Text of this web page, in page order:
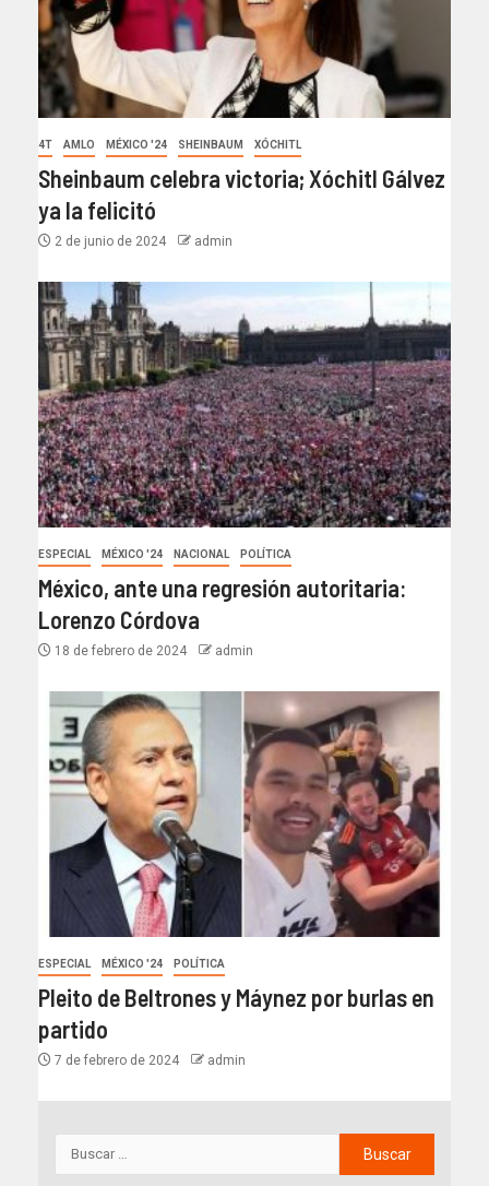
4T AMLO MÉXICO '24 SHEINBAUM XÓCHITL
Sheinbaum celebra victoria; Xóchitl Gálvez
ya la felicitó
2 de junio de 2024 admin
ESPECIAL MÉXICO '24 NACIONAL POLÍTICA
México, ante una regresión autoritaria:
Lorenzo Córdova
18 de febrero de 2024 admin
ESPECIAL MÉXICO '24 POLÍTICA
Pleito de Beltrones y Máynez por burlas en
partido
7 de febrero de 2024 admin